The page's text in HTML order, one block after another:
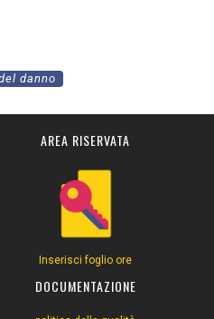
danno
AREA RISERVATA
Inserisci foglio ore
DOCUMENTAZIONE